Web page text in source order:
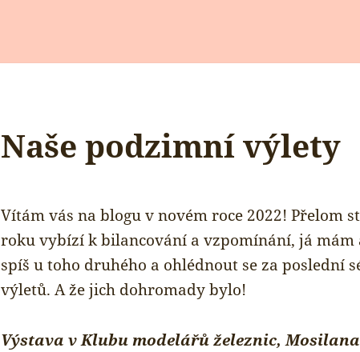
Naše podzimní výlety
Vítám vás na blogu v novém roce 2022! Přelom
roku vybízí k bilancování a vzpomínání, já mám
spíš u toho druhého a ohlédnout se za poslední
výletů. A že jich dohromady bylo!
Výstava v Klubu modelářů železnic, Mosilana